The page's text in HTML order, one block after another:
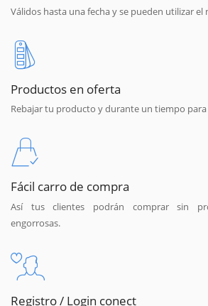
Válidos hasta una fecha y se pueden utilizar el
Productos en oferta
Rebajar tu producto y durante un tiempo
Fácil carro de compra
Así tus clientes podrán comprar sin
engorrosas.
Registro / Login conect